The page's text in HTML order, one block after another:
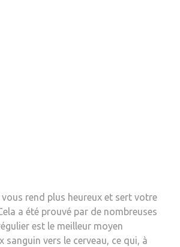
vous rend plus heureux et sert votre
a été prouvé par de nombreuses
est le meilleur moyen
sanguin vers le cerveau, ce qui, à